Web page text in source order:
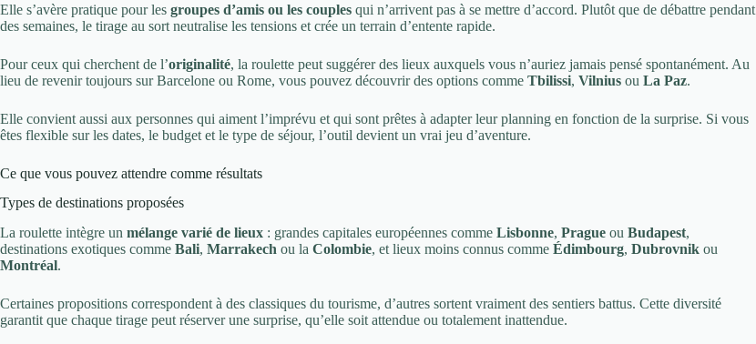
Elle s’avère pratique pour les groupes d’amis ou les couples qui n’arrivent pas à se mettre d’accord. Plutôt que de débattre pendant
des semaines, le tirage au sort neutralise les tensions et crée un terrain d’entente rapide.
Pour ceux qui cherchent de l’originalité, la roulette peut suggérer des lieux auxquels vous n’auriez jamais pensé spontanément. Au
lieu de revenir toujours sur Barcelone ou Rome, vous pouvez découvrir des options comme Tbilissi, Vilnius ou La Paz.
Elle convient aussi aux personnes qui aiment l’imprévu et qui sont prêtes à adapter leur planning en fonction de la surprise. Si vous
êtes flexible sur les dates, le budget et le type de séjour, l’outil devient un vrai jeu d’aventure.
Ce que vous pouvez attendre comme résultats
Types de destinations proposées
La roulette intègre un mélange varié de lieux : grandes capitales européennes comme Lisbonne, Prague ou Budapest,
destinations exotiques comme Bali, Marrakech ou la Colombie, et lieux moins connus comme Édimbourg, Dubrovnik ou
Montréal.
Certaines propositions correspondent à des classiques du tourisme, d’autres sortent vraiment des sentiers battus. Cette diversité
garantit que chaque tirage peut réserver une surprise, qu’elle soit attendue ou totalement inattendue.